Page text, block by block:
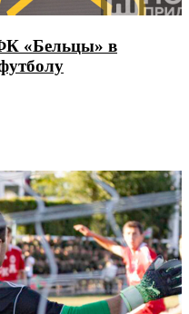
«Бельцы» в